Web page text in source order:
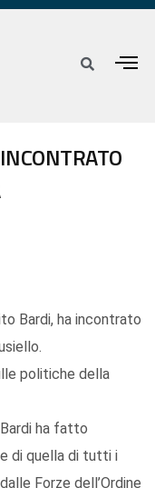
Bardi, ha incontrato
politiche della
ha fatto
di quella di tutti i
Forze dell’Ordine